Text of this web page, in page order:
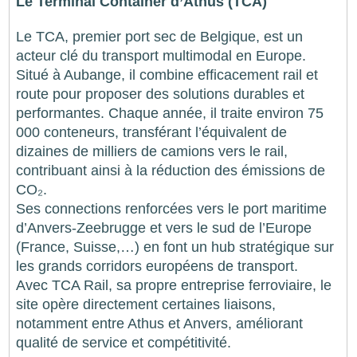
Le TCA, premier port sec de Belgique, est un
acteur clé du transport multimodal en Europe.
Situé à Aubange, il combine efficacement rail et
route pour proposer des solutions durables et
performantes. Chaque année, il traite environ 75
000 conteneurs, transférant l’équivalent de
dizaines de milliers de camions vers le rail,
contribuant ainsi à la réduction des émissions de
CO₂.
Ses connections renforcées vers le port maritime
d’Anvers-Zeebrugge et vers le sud de l’Europe
(France, Suisse,…) en font un hub stratégique sur
les grands corridors européens de transport.
Avec TCA Rail, sa propre entreprise ferroviaire, le
site opère directement certaines liaisons,
notamment entre Athus et Anvers, améliorant
qualité de service et compétitivité.